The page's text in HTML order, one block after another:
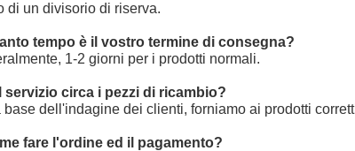
di un divisorio di riserva.
tempo è il vostro termine di consegna?
1-2 giorni per i prodotti normali.
servizio circa i pezzi di ricambio?
base dell'indagine dei clienti, forniamo ai prodotti
fare l'ordine ed il pagamento?